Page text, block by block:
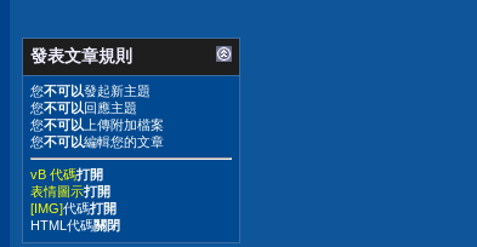
發表文章規則
您不可以發起新主題
您不可以回應主題
您不可以 上傳附加檔案
您不可以編輯您的文章
vB 代碼打開
表情圖示打開
[IMG]代碼打開
HTML代碼關閉